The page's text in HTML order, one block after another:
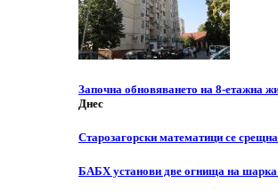
Започна обновяването на 8-етажна
Днес
Старозагорски математици се
БАБХ установи две огнища на шарка